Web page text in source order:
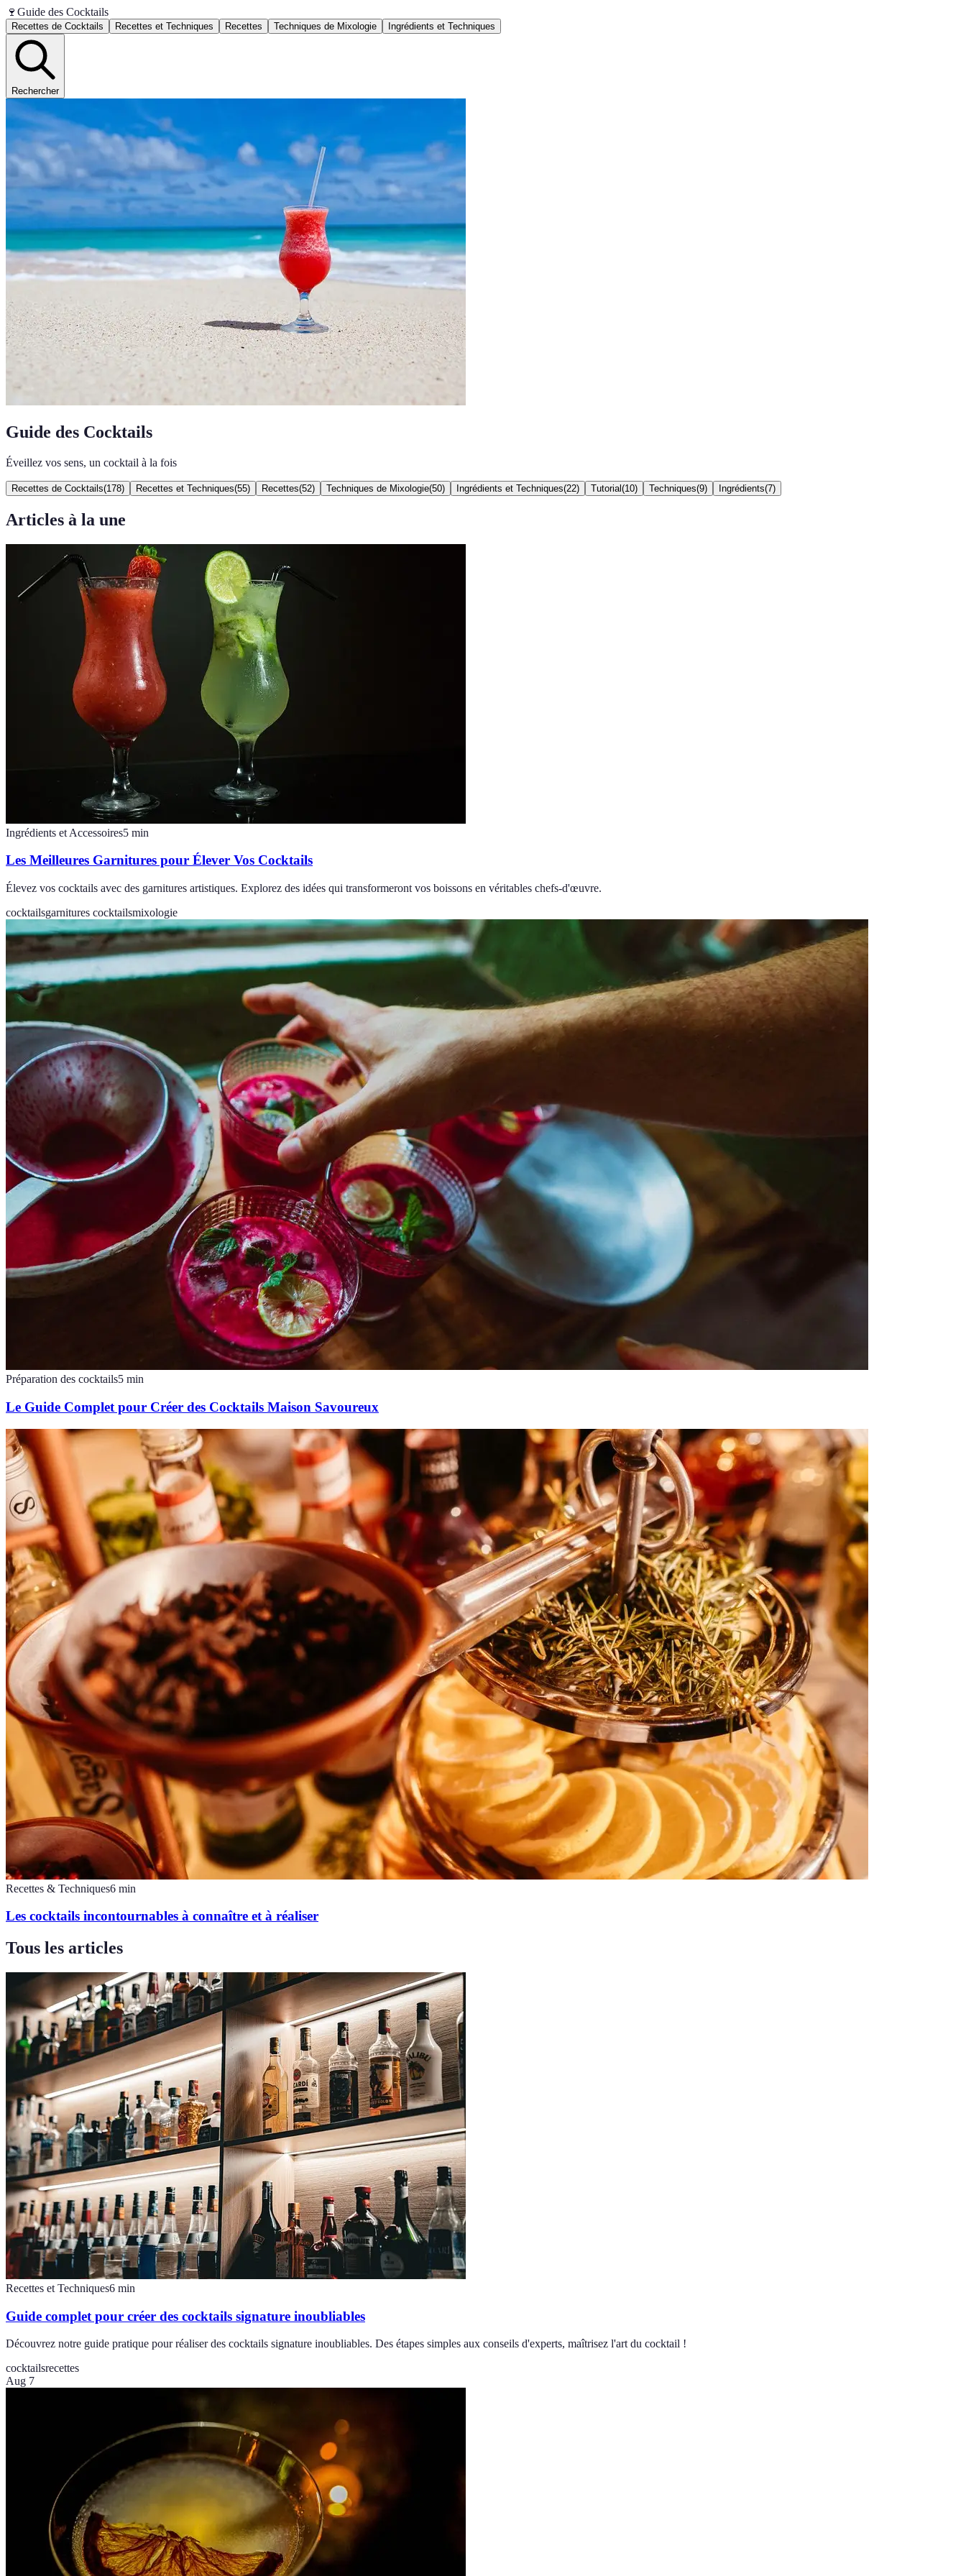
🍷 Guide des Cocktails
Recettes de Cocktails Recettes et Techniques Recettes Techniques de Mixologie Ingrédients et Techniques
Rechercher
Guide des Cocktails
Éveillez vos sens, un cocktail à la fois
Recettes de Cocktails(178) Recettes et Techniques(55) Recettes(52) Techniques de Mixologie(50) Ingrédients et Techniques(22) Tutorial (10) Techniques(9) Ingrédients(7)
Articles à la une
Ingrédients et Accessoires5 min
Les Meilleures Garnitures pour Élever Vos Cocktails
Élevez vos cocktails avec des garnitures artistiques. Explorez des idées qui transformeront vos boissons en véritables chefs-d'œuvre.
cocktailsgarnitures cocktailsmixologie
Préparation des cocktails5 min
Le Guide Complet pour Créer des Cocktails Maison Savoureux
Recettes & Techniques6 min
Les cocktails incontournables à connaître et à réaliser
Tous les articles
Recettes et Techniques6 min
Guide complet pour créer des cocktails signature inoubliables
Découvrez notre guide pratique pour réaliser des cocktails signature inoubliables. Des étapes simples aux conseils d'experts, maîtrisez l'art du cocktail !
cocktailsrecettes
Aug 7